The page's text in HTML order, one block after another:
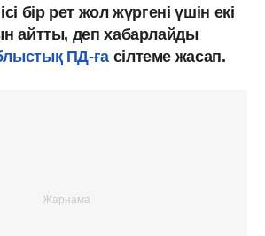
бір рет жол жүргені үшін екі
айтты, деп хабарлайды
ПД-ға сілтеме жасап.